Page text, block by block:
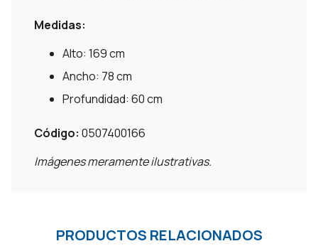
Medidas:
Alto: 169 cm
Ancho: 78 cm
Profundidad: 60 cm
Código: 0507400166
Imágenes meramente ilustrativas.
PRODUCTOS RELACIONADOS